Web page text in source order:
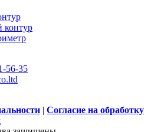
контур
56-35
| Согласие на обработку